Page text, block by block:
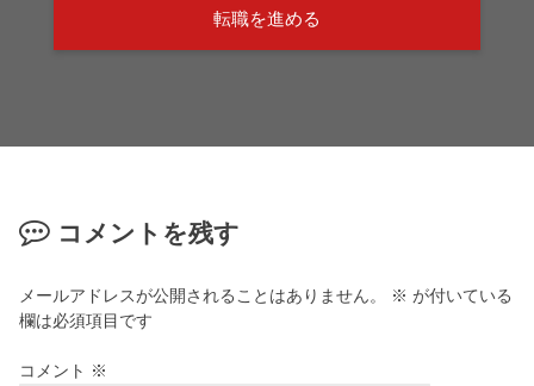
転職を進める
コメントを残す
メールアドレスが公開されることはありません。 ※ が付いている
欄は必須項目です
コメント ※